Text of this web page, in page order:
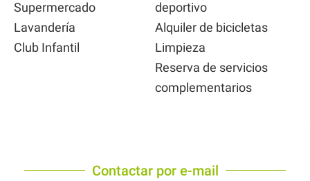
Supermercado
Lavandería
Club Infantil
deportivo
Alquiler de bicicletas
Limpieza
Reserva de servicios
complementarios
Contactar por e-mail